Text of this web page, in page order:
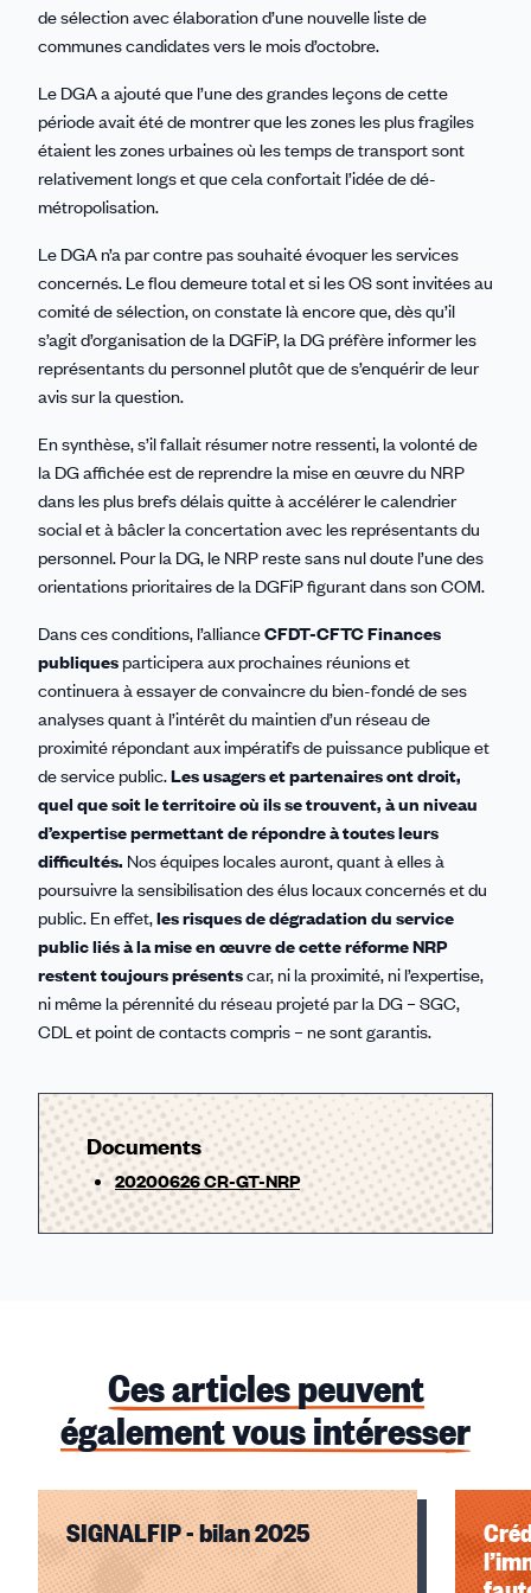
de sélection avec élaboration d’une nouvelle liste de
communes candidates vers le mois d’octobre.
Le DGA a ajouté que l’une des grandes leçons de cette
période avait été de montrer que les zones les plus fragiles
étaient les zones urbaines où les temps de transport sont
relativement longs et que cela confortait l’idée de dé-
métropolisation.
Le DGA n’a par contre pas souhaité évoquer les services
concernés. Le flou demeure total et si les OS sont invitées au
comité de sélection, on constate là encore que, dès qu’il
s’agit d’organisation de la DGFiP, la DG préfère informer les
représentants du personnel plutôt que de s’enquérir de leur
avis sur la question.
En synthèse, s’il fallait résumer notre ressenti, la volonté de
la DG affichée est de reprendre la mise en œuvre du NRP
dans les plus brefs délais quitte à accélérer le calendrier
social et à bâcler la concertation avec les représentants du
personnel. Pour la DG, le NRP reste sans nul doute l’une des
orientations prioritaires de la DGFiP figurant dans son COM.
Dans ces conditions, l’allianceCFDT-CFTC Finances
publiques participera aux prochaines réunions et
continuera à essayer de convaincre du bien-fondé de ses
analyses quant à l’intérêt du maintien d’un réseau de
proximité répondant aux impératifs de puissance publique et
de service public.Les usagers et partenaires ont droit,
quel que soit le territoire où ils se trouvent, à un niveau
d’expertise permettant de répondre à toutes leurs
difficultés. Nos équipes locales auront, quant à elles à
poursuivre la sensibilisation des élus locaux concernés et du
public. En effet,les risques de dégradation du service
public liés à la mise en œuvre de cette réforme NRP
restent toujours présentscar, ni la proximité, ni l’expertise,
ni même la pérennité du réseau projeté par la DG – SGC,
CDL et point de contacts compris – ne sont garantis.
Documents
20200626 CR-GT-NRP
Ces articles peuvent
également vous intéresser
SIGNALFIP - bilan 2025